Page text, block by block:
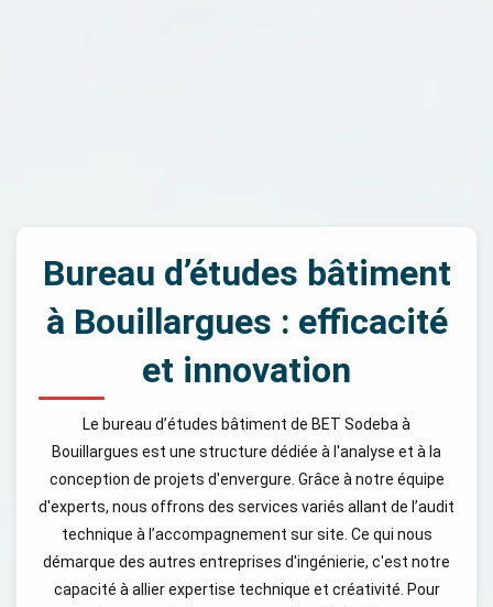
Bureau d’études bâtiment
à Bouillargues : efficacité
et innovation
Le bureau d’études bâtiment de BET Sodeba à
Bouillargues est une structure dédiée à l'analyse et à la
conception de projets d'envergure. Grâce à notre équipe
d'experts, nous offrons des services variés allant de l’audit
technique à l’accompagnement sur site. Ce qui nous
démarque des autres entreprises d'ingénierie, c'est notre
capacité à allier expertise technique et créativité. Pour